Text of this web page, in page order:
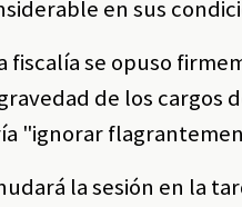
en sus
fiscalía se opuso
de los cargos
"ignorar
la sesión en la